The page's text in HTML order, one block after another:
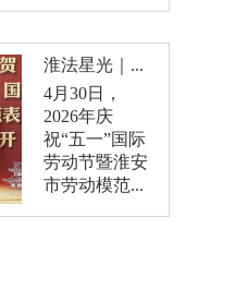
淮法星光｜...
4月30日，
2026年庆
祝“五一”国际
劳动节暨淮安
市劳动模范...